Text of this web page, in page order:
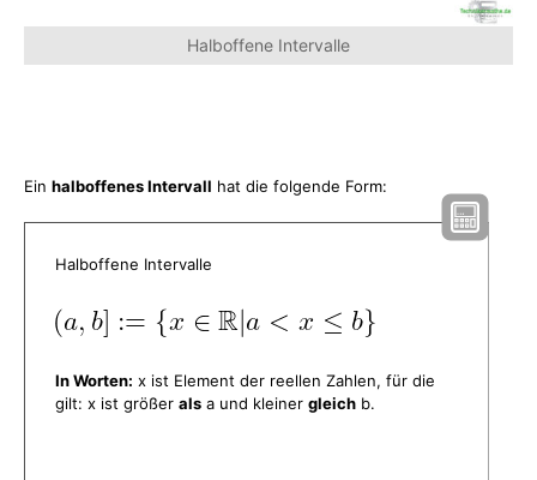
Halboffene Intervalle
Ein halboffenes Intervall hat die folgende Form:
Halboffene Intervalle
In Worten: x ist Element der reellen Zahlen, für die
gilt: x ist größer als a und kleiner gleich b.